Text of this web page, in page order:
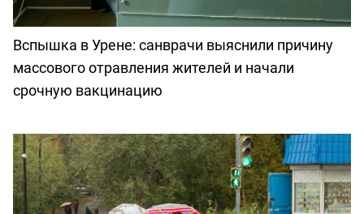
Вспышка в Урене: санврачи выяснили причину
массового отравления жителей и начали
срочную вакцинацию